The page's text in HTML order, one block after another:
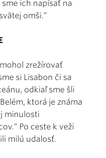
ich napísať na
omši.“
zrežírovať
si Lisabon či sa
odkiaľ sme šli
ktorá je známa
minulosti
Po ceste k veži
milú udalosť.